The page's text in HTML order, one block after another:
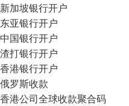
新加坡银行开户
东亚银行开户
中国银行开户
渣打银行开户
香港银行开户
俄罗斯收款
香港公司全球收款聚合码